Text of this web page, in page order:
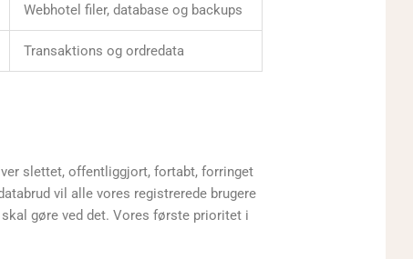
Webhotel filer, database og backups
Transaktions og ordredata
slettet, offentliggjort, fortabt, forringet
vil alle vores registrerede brugere
gøre ved det. Vores første prioritet i